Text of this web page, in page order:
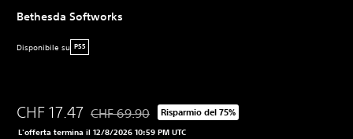
Bethesda Softworks
Disponibile su PS5
CHF 17.47 Scontato dal prezzo originale di CHF 69.90
CHF 69.90 Risparmio del 75%
L'offerta termina il 12/8/2026 10:59 PM UTC